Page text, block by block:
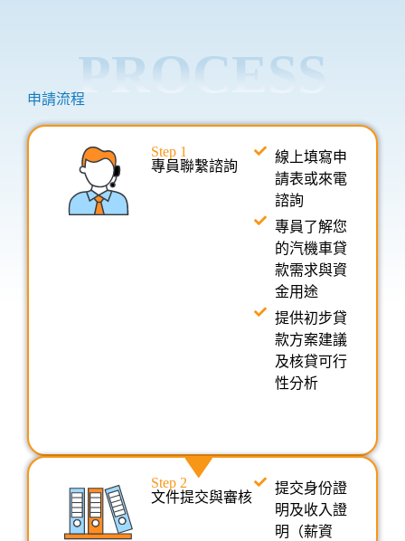
PROCESS
申請流程
Step 1
專員聯繫諮詢
線上填寫申
請表或來電
諮詢
專員了解您
的汽機車貸
款需求與資
金用途
提供初步貸
款方案建議
及核貸可行
性分析
Step 2
文件提交與審核
提交身份證
明及收入證
明（薪資